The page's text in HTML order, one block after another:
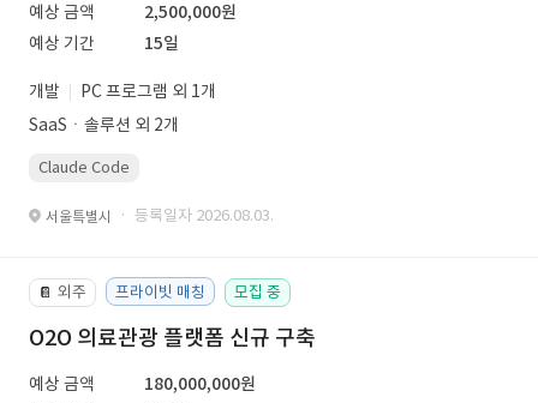
예상 금액
2,500,000원
예상 기간
15일
개발
PC 프로그램 외 1개
SaaSㆍ솔루션 외 2개
Claude Code
서울특별시 · 등록일자 2026.08.03.
📔 외주 프라이빗 매칭 모집 중
O2O 의료관광 플랫폼 신규 구축
예상 금액
180,000,000원